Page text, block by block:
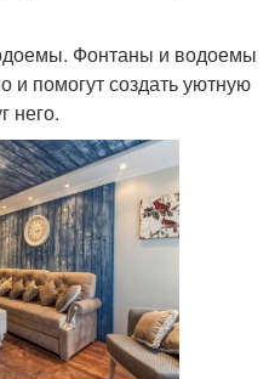
Фонтаны и водоемы
и помогут создать уютную
него.